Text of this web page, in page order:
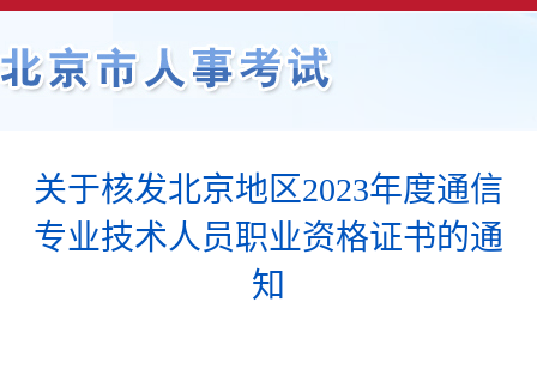
关于核发北京地区2023年度通信
专业技术人员职业资格证书的通
知